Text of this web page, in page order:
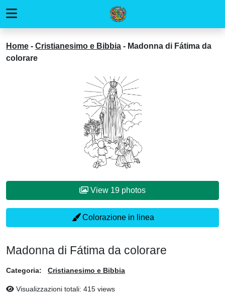
Home - Cristianesimo e Bibbia - Madonna di Fátima da
colorare
View 19 photos
Colorazione in linea
Madonna di Fátima da colorare
Categoria: Cristianesimo e Bibbia
Visualizzazioni totali: 415 views